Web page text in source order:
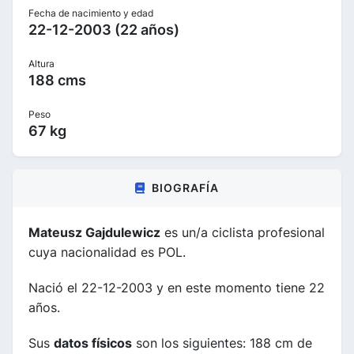
Fecha de nacimiento y edad
22-12-2003 (22 años)
Altura
188 cms
Peso
67 kg
BIOGRAFÍA
Mateusz Gajdulewicz es un/a ciclista profesional
cuya nacionalidad es POL.
Nació el 22-12-2003 y en este momento tiene 22
años.
Sus datos físicos son los siguientes: 188 cm de